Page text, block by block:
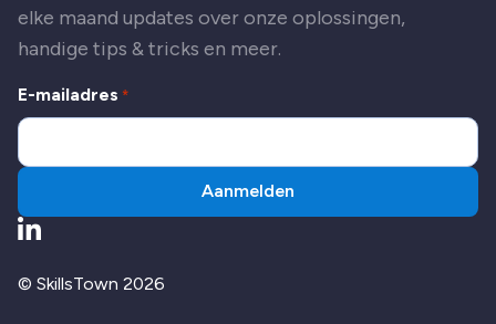
elke maand updates over onze oplossingen,
handige tips & tricks en meer.
E-mailadres *
Aanmelden
Ga naar LinkedIn
© SkillsTown 2026